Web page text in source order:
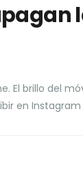
El brillo del
en